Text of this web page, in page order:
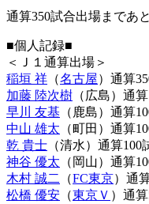
通算350試合出場まであ
■個人記録■
＜Ｊ１通算出場＞
稲垣 祥 （名古屋）通算
加藤 陸次樹 （広島）通
早川 友基 （鹿島）通算
中山 雄太 （町田）通算
乾 貴士 （清水）通算
神谷 優太 （岡山）通算
木村 誠二
（FC東京）通
松橋 優安 （東京Ｖ ）通